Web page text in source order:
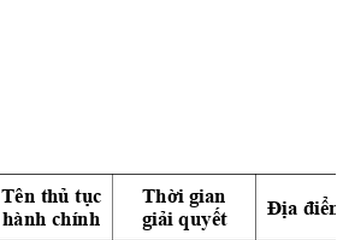
Tên thủ tục
hành chính
Thời gian
giải quyết
Địa điểm